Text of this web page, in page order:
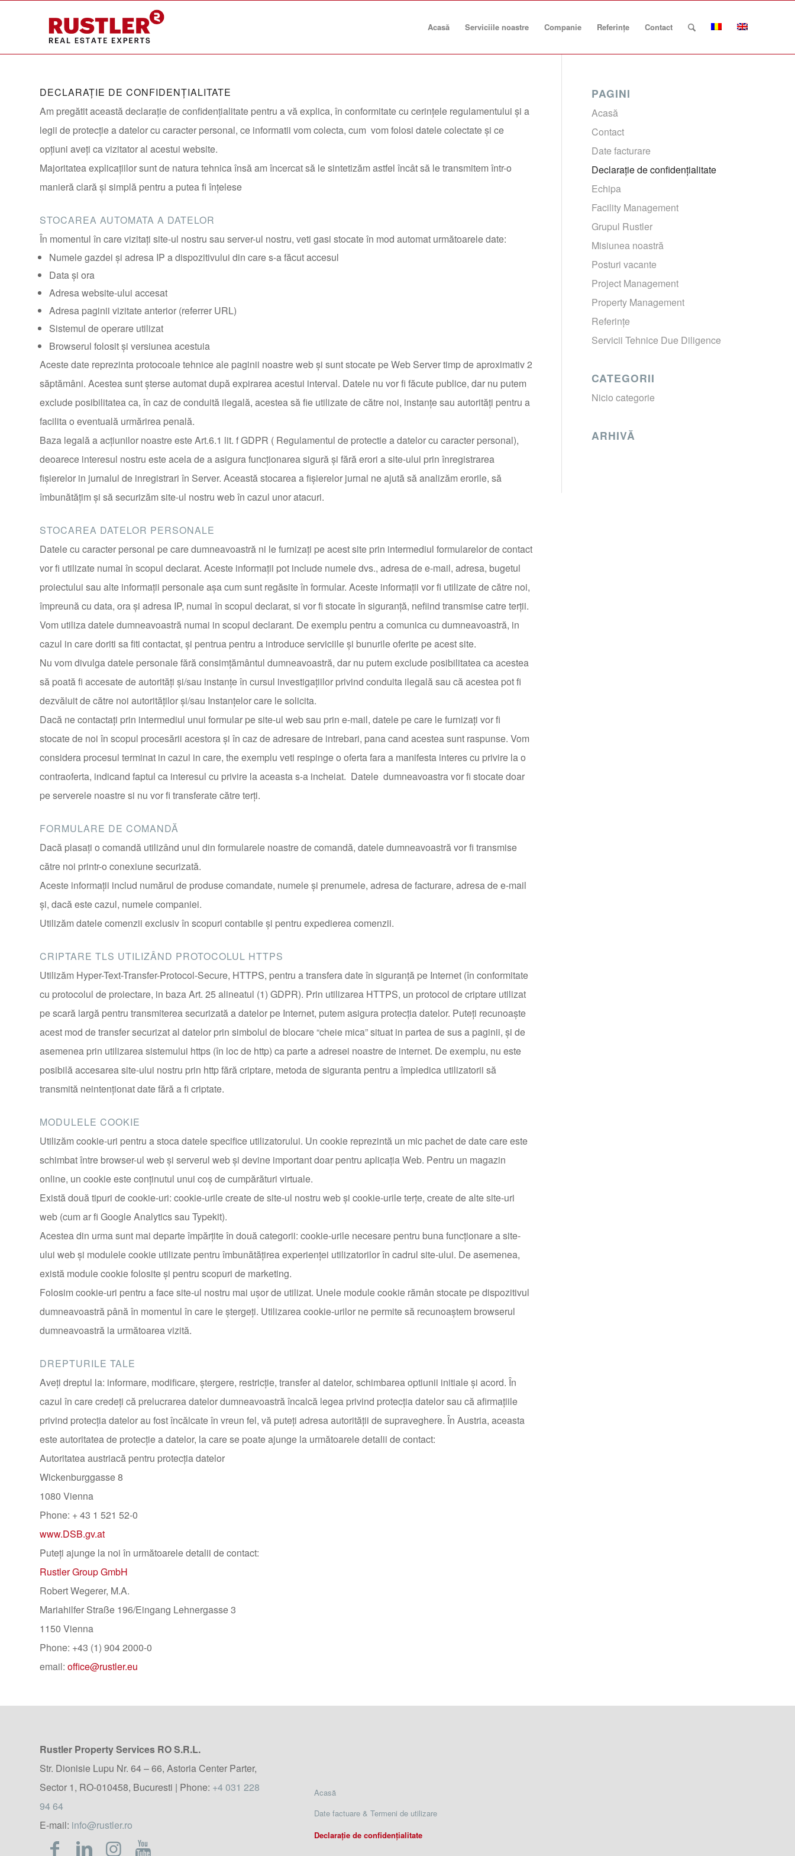
Acasă Serviciile noastre Companie Referințe Contact
DECLARAȚIE DE CONFIDENȚIALITATE
Am pregătit această declarație de confidențialitate pentru a vă explica, în conformitate cu cerințele regulamentului și a
legii de protecție a datelor cu caracter personal, ce informatii vom colecta, cum vom folosi datele colectate și ce
opțiuni aveți ca vizitator al acestui website.
Majoritatea explicațiilor sunt de natura tehnica însă am încercat să le sintetizăm astfel încât să le transmitem într-o
manieră clară și simplă pentru a putea fi înțelese
STOCAREA AUTOMATA A DATELOR
În momentul în care vizitați site-ul nostru sau server-ul nostru, veti gasi stocate în mod automat următoarele date:
Numele gazdei și adresa IP a dispozitivului din care s-a făcut accesul
Data și ora
Adresa website-ului accesat
Adresa paginii vizitate anterior (referrer URL)
Sistemul de operare utilizat
Browserul folosit și versiunea acestuia
Aceste date reprezinta protocoale tehnice ale paginii noastre web şi sunt stocate pe Web Server timp de aproximativ 2
săptămâni. Acestea sunt şterse automat după expirarea acestui interval. Datele nu vor fi făcute publice, dar nu putem
exclude posibilitatea ca, în caz de conduită ilegală, acestea să fie utilizate de către noi, instanţe sau autorităţi pentru a
facilita o eventuală urmărirea penală.
Baza legală a acțiunilor noastre este Art.6.1 lit. f GDPR ( Regulamentul de protectie a datelor cu caracter personal),
deoarece interesul nostru este acela de a asigura funcționarea sigură și fără erori a site-ului prin înregistrarea
fișierelor in jurnalul de inregistrari în Server. Această stocarea a fișierelor jurnal ne ajută să analizăm erorile, să
îmbunătățim și să securizăm site-ul nostru web în cazul unor atacuri.
STOCAREA DATELOR PERSONALE
Datele cu caracter personal pe care dumneavoastră ni le furnizaţi pe acest site prin intermediul formularelor de contact
vor fi utilizate numai în scopul declarat. Aceste informaţii pot include numele dvs., adresa de e-mail, adresa, bugetul
proiectului sau alte informaţii personale așa cum sunt regăsite în formular. Aceste informații vor fi utilizate de către noi,
împreună cu data, ora şi adresa IP, numai în scopul declarat, si vor fi stocate în siguranţă, nefiind transmise catre terții.
Vom utiliza datele dumneavoastră numai in scopul declarant. De exemplu pentru a comunica cu dumneavoastră, in
cazul in care doriti sa fiti contactat, şi pentrua pentru a introduce serviciile şi bunurile oferite pe acest site.
Nu vom divulga datele personale fără consimţământul dumneavoastră, dar nu putem exclude posibilitatea ca acestea
să poată fi accesate de autorităţi şi/sau instanţe în cursul investigaţiilor privind conduita ilegală sau că acestea pot fi
dezvăluit de către noi autorităţilor şi/sau Instanţelor care le solicita.
Dacă ne contactaţi prin intermediul unui formular pe site-ul web sau prin e-mail, datele pe care le furnizaţi vor fi
stocate de noi în scopul procesării acestora şi în caz de adresare de intrebari, pana cand acestea sunt raspunse. Vom
considera procesul terminat in cazul in care, the exemplu veti respinge o oferta fara a manifesta interes cu privire la o
contraoferta, indicand faptul ca interesul cu privire la aceasta s-a incheiat. Datele dumneavoastra vor fi stocate doar
pe serverele noastre si nu vor fi transferate către terţi.
FORMULARE DE COMANDĂ
Dacă plasaţi o comandă utilizând unul din formularele noastre de comandă, datele dumneavoastră vor fi transmise
către noi printr-o conexiune securizată.
Aceste informaţii includ numărul de produse comandate, numele şi prenumele, adresa de facturare, adresa de e-mail
şi, dacă este cazul, numele companiei.
Utilizăm datele comenzii exclusiv în scopuri contabile şi pentru expedierea comenzii.
CRIPTARE TLS UTILIZÂND PROTOCOLUL HTTPS
Utilizăm Hyper-Text-Transfer-Protocol-Secure, HTTPS, pentru a transfera date în siguranță pe Internet (în conformitate
cu protocolul de proiectare, in baza Art. 25 alineatul (1) GDPR). Prin utilizarea HTTPS, un protocol de criptare utilizat
pe scară largă pentru transmiterea securizată a datelor pe Internet, putem asigura protecţia datelor. Puteți recunoaște
acest mod de transfer securizat al datelor prin simbolul de blocare “cheie mica” situat in partea de sus a paginii, și de
asemenea prin utilizarea sistemului https (în loc de http) ca parte a adresei noastre de internet. De exemplu, nu este
posibilă accesarea site-ului nostru prin http fără criptare, metoda de siguranta pentru a împiedica utilizatorii să
transmită neintenționat date fără a fi criptate.
MODULELE COOKIE
Utilizăm cookie-uri pentru a stoca datele specifice utilizatorului. Un cookie reprezintă un mic pachet de date care este
schimbat între browser-ul web şi serverul web şi devine important doar pentru aplicaţia Web. Pentru un magazin
online, un cookie este conţinutul unui coş de cumpărături virtuale.
Există două tipuri de cookie-uri: cookie-urile create de site-ul nostru web și cookie-urile terțe, create de alte site-uri
web (cum ar fi Google Analytics sau Typekit).
Acestea din urma sunt mai departe împărțite în două categorii: cookie-urile necesare pentru buna funcționare a site-
ului web și modulele cookie utilizate pentru îmbunătățirea experienței utilizatorilor în cadrul site-ului. De asemenea,
există module cookie folosite și pentru scopuri de marketing.
Folosim cookie-uri pentru a face site-ul nostru mai uşor de utilizat. Unele module cookie rămân stocate pe dispozitivul
dumneavoastră până în momentul în care le ștergeți. Utilizarea cookie-urilor ne permite să recunoaştem browserul
dumneavoastră la următoarea vizită.
DREPTURILE TALE
Aveţi dreptul la: informare, modificare, ștergere, restricţie, transfer al datelor, schimbarea optiunii initiale şi acord. În
cazul în care credeţi că prelucrarea datelor dumneavoastră încalcă legea privind protecţia datelor sau că afirmaţiile
privind protecţia datelor au fost încălcate în vreun fel, vă puteţi adresa autorităţii de supraveghere. În Austria, aceasta
este autoritatea de protecţie a datelor, la care se poate ajunge la următoarele detalii de contact:
Autoritatea austriacă pentru protecția datelor
Wickenburggasse 8
1080 Vienna
Phone: + 43 1 521 52-0
www.DSB.gv.at
Puteţi ajunge la noi în următoarele detalii de contact:
Rustler Group GmbH
Robert Wegerer, M.A.
Mariahilfer Straße 196/Eingang Lehnergasse 3
1150 Vienna
Phone: +43 (1) 904 2000-0
email: office@rustler.eu
PAGINI
Acasă
Contact
Date facturare
Declarație de confidențialitate
Echipa
Facility Management
Grupul Rustler
Misiunea noastră
Posturi vacante
Project Management
Property Management
Referințe
Servicii Tehnice Due Diligence
CATEGORII
Nicio categorie
ARHIVĂ
Rustler Property Services RO S.R.L.
Str. Dionisie Lupu Nr. 64 – 66, Astoria Center Parter,
Sector 1, RO-010458, Bucuresti | Phone: +4 031 228
94 64
E-mail: info@rustler.ro
Acasă
Date factuare & Termeni de utilizare
Declarație de confidențialitate